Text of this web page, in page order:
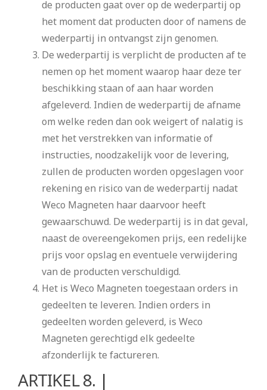
de producten gaat over op de wederpartij op
het moment dat producten door of namens de
wederpartij in ontvangst zijn genomen.
De wederpartij is verplicht de producten af te
nemen op het moment waarop haar deze ter
beschikking staan of aan haar worden
afgeleverd. Indien de wederpartij de afname
om welke reden dan ook weigert of nalatig is
met het verstrekken van informatie of
instructies, noodzakelijk voor de levering,
zullen de producten worden opgeslagen voor
rekening en risico van de wederpartij nadat
Weco Magneten haar daarvoor heeft
gewaarschuwd. De wederpartij is in dat geval,
naast de overeengekomen prijs, een redelijke
prijs voor opslag en eventuele verwijdering
van de producten verschuldigd.
Het is Weco Magneten toegestaan orders in
gedeelten te leveren. Indien orders in
gedeelten worden geleverd, is Weco
Magneten gerechtigd elk gedeelte
afzonderlijk te factureren.
ARTIKEL 8. |